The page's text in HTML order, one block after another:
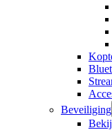
Beveiliging